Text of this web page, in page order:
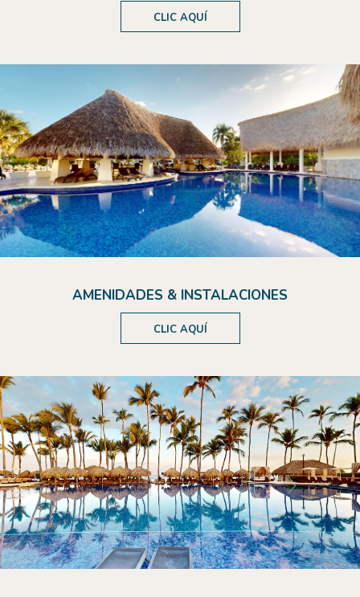
CLIC AQUÍ
AMENIDADES & INSTALACIONES
CLIC AQUÍ